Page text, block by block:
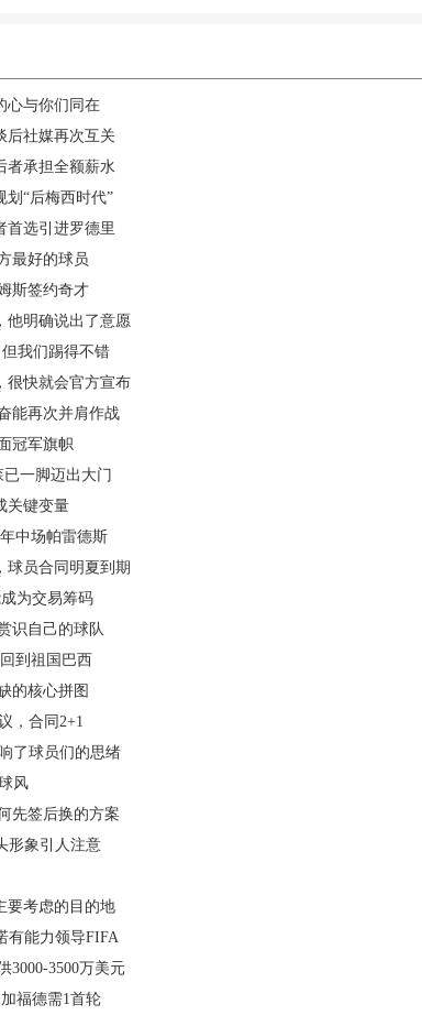
心与你们同在
后社媒再次互关
者承担全额薪水
划“后梅西时代”
首选引进罗德里
最好的球员
斯签约奇才
他明确说出了意愿
我们踢得不错
很快就会官方宣布
能再次并肩作战
冠军旗帜
一脚迈出大门
关键变量
中场帕雷德斯
球员合同明夏到期
为交易筹码
识自己的球队
到祖国巴西
的核心拼图
，合同2+1
了球员们的思绪
风
先签后换的方案
形象引人注意
要考虑的目的地
有能力领导FIFA
3000-3500万美元
福德需1首轮